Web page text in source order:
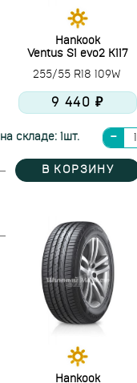
Hankook
Ventus S1 evo2 K117
255/55 R18 109W
9 440 ₽
на складе: 1шт.
В КОРЗИНУ
Hankook